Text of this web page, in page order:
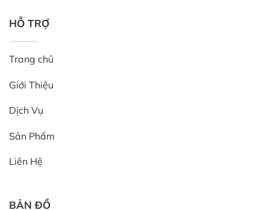
HỖ TRỢ
Trang chủ
Giới Thiệu
Dịch Vụ
Sản Phẩm
Liên Hệ
BẢN ĐỒ